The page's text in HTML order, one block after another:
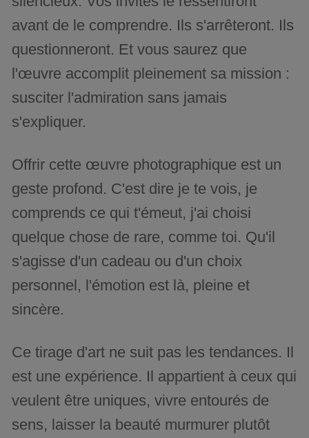
avant de le comprendre. Ils s'arrêteront. Ils
questionneront. Et vous saurez que
l'œuvre accomplit pleinement sa mission :
susciter l'admiration sans jamais
s'expliquer.
Offrir cette œuvre photographique est un
geste profond. C'est dire je te vois, je
comprends ce qui t'émeut, j'ai choisi
quelque chose de rare, comme toi. Qu'il
s'agisse d'un cadeau ou d'un choix
personnel, l'émotion est là, pleine et
sincère.
Ce tirage d'art ne suit pas les tendances. Il
est une expérience. Il appartient à ceux qui
veulent être uniques, vivre entourés de
sens, laisser la beauté murmurer plutôt